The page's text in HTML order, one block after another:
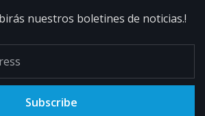
nuestros boletines de noticias.!
Subscribe